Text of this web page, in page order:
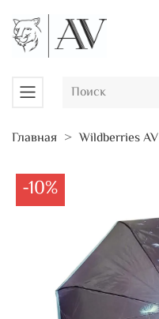
Главная Wildberries AV
-10%